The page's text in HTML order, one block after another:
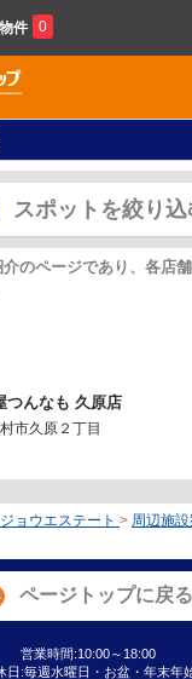
件 0
スポットを絞り込
のページであり、各店
つんなも 久原店
市久原２丁目
ョウエステート > 周辺施
ページトップに戻る
営業時間:10:00～18:00
日:毎週水曜日・お盆・年末年